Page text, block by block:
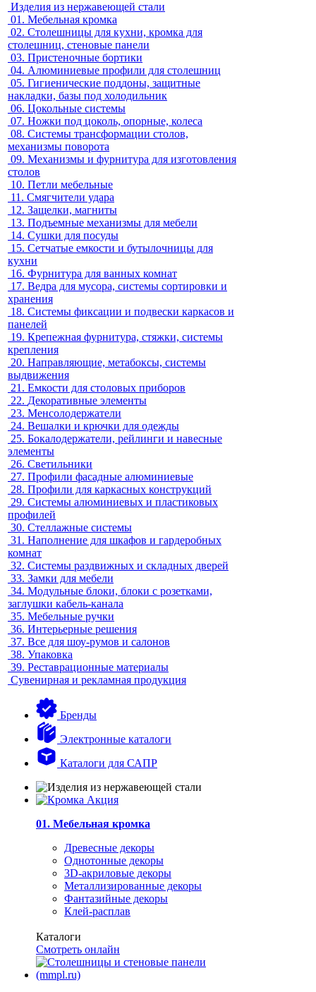
Изделия из нержавеющей стали
01. Мебельная кромка
02. Столешницы для кухни, кромка для
столешниц, стеновые панели
03. Пристеночные бортики
04. Алюминиевые профили для столешниц
05. Гигиенические поддоны, защитные
накладки, базы под холодильник
06. Цокольные системы
07. Ножки под цоколь, опорные, колеса
08. Системы трансформации столов,
механизмы поворота
09. Механизмы и фурнитура для изготовления
столов
10. Петли мебельные
11. Смягчители удара
12. Защелки, магниты
13. Подъемные механизмы для мебели
14. Сушки для посуды
15. Сетчатые емкости и бутылочницы для
кухни
16. Фурнитура для ванных комнат
17. Ведра для мусора, системы сортировки и
хранения
18. Системы фиксации и подвески каркасов и
панелей
19. Крепежная фурнитура, стяжки, системы
крепления
20. Направляющие, метабоксы, системы
выдвижения
21. Емкости для столовых приборов
22. Декоративные элементы
23. Менсолодержатели
24. Вешалки и крючки для одежды
25. Бокалодержатели, рейлинги и навесные
элементы
26. Светильники
27. Профили фасадные алюминиевые
28. Профили для каркасных конструкций
29. Системы алюминиевых и пластиковых
профилей
30. Стеллажные системы
31. Наполнение для шкафов и гардеробных
комнат
32. Системы раздвижных и складных дверей
33. Замки для мебели
34. Модульные блоки, блоки с розетками,
заглушки кабель-канала
35. Мебельные ручки
36. Интерьерные решения
37. Все для шоу-румов и салонов
38. Упаковка
39. Реставрационные материалы
Сувенирная и рекламная продукция
Бренды
Электронные каталоги
Каталоги для САПР
01. Мебельная кромка
Древесные декоры
Однотонные декоры
3D-акриловые декоры
Металлизированные декоры
Фантазийные декоры
Клей-расплав
Каталоги
Смотреть онлайн